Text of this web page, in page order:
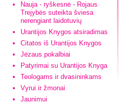
Nauja - ryškesnė - Rojaus
Trejybės suteikta šviesa
nerengiant laidotuvių
Urantijos Knygos atsiradimas
Citatos iš Urantijos Knygos
Jėzaus pokalbiai
Patyrimai su Urantijos Knyga
Teologams ir dvasininkams
Vyrui ir žmonai
Jaunimui